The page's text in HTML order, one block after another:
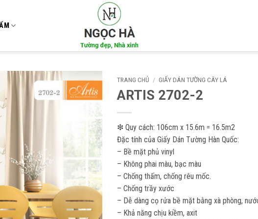
TRANG CHỦ / GIẤY DÁN TƯỜNG CÂY LÁ
ARTIS 2702-2
❇ Quy cách: 106cm x 15.6m = 16.5m2
Đặc tính của Giấy Dán Tường Hàn Quốc:
– Bề mặt phủ vinyl
– Không phai màu, bạc màu
– Chống thấm, chống rêu mốc.
– Chống trầy xước
– Dễ dàng cọ rửa bề mặt bằng xà phòng,
– Khả năng chịu kiềm, axit